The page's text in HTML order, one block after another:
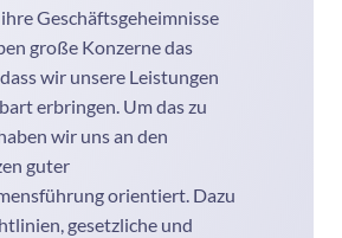
Geschäftsgeheimnisse
große Konzerne das
wir unsere Leistungen
erbringen. Um das zu
wir uns an den
guter
orientiert. Dazu
gesetzliche und